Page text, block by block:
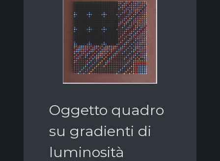
Oggetto quadro
su gradienti di
luminosità